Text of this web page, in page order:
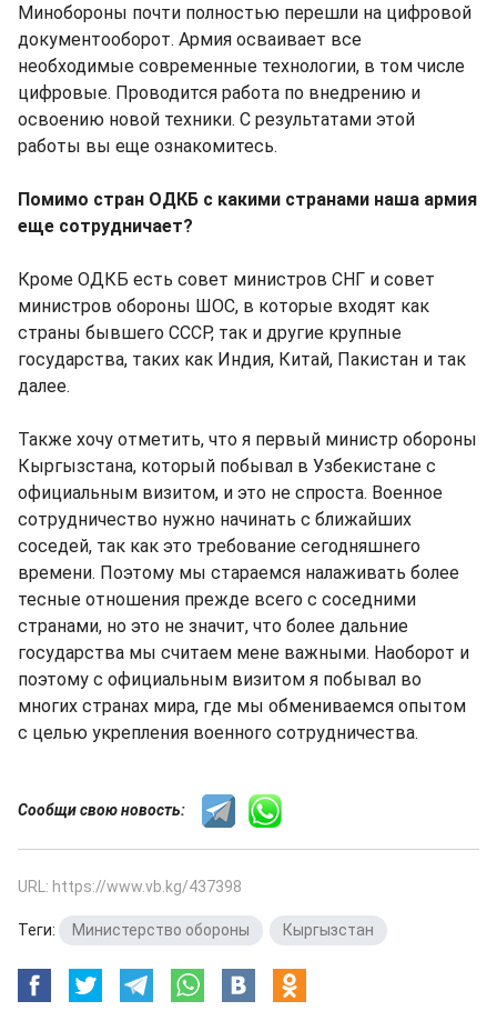
Минобороны почти полностью перешли на цифровой
документооборот. Армия осваивает все
необходимые современные технологии, в том числе
цифровые. Проводится работа по внедрению и
освоению новой техники. С результатами этой
работы вы еще ознакомитесь.
Помимо стран ОДКБ с какими странами наша армия
еще сотрудничает?
Кроме ОДКБ есть совет министров СНГ и совет
министров обороны ШОС, в которые входят как
страны бывшего СССР, так и другие крупные
государства, таких как Индия, Китай, Пакистан и так
далее.
Также хочу отметить, что я первый министр обороны
Кыргызстана, который побывал в Узбекистане с
официальным визитом, и это не спроста. Военное
сотрудничество нужно начинать с ближайших
соседей, так как это требование сегодняшнего
времени. Поэтому мы стараемся налаживать более
тесные отношения прежде всего с соседними
странами, но это не значит, что более дальние
государства мы считаем мене важными. Наоборот и
поэтому с официальным визитом я побывал во
многих странах мира, где мы обмениваемся опытом
с целью укрепления военного сотрудничества.
Сообщи свою новость:
URL: https://www.vb.kg/437398
Теги: Министерство обороны Кыргызстан